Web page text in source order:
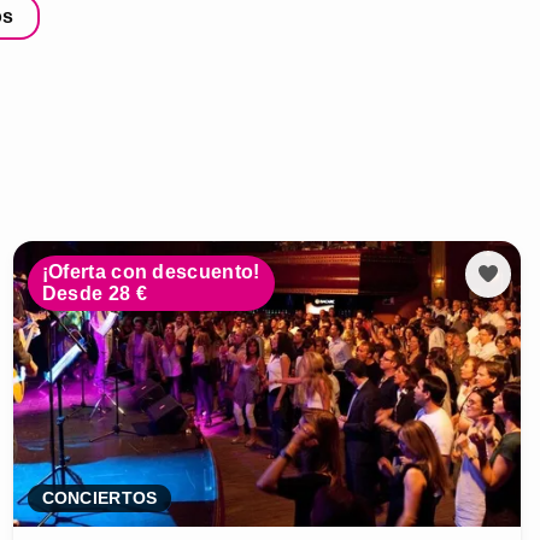
¡Oferta con descuento!
Desde 28 €
CONCIERTOS